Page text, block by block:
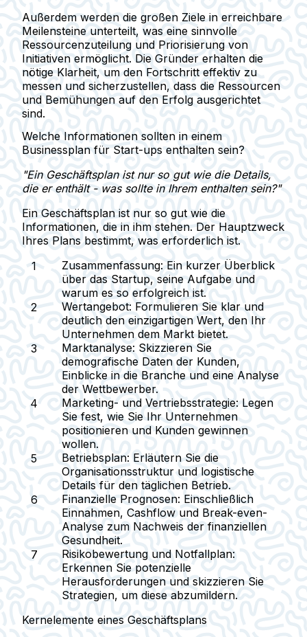
Außerdem werden die großen Ziele in erreichbare
Meilensteine unterteilt, was eine sinnvolle
Ressourcenzuteilung und Priorisierung von
Initiativen ermöglicht. Die Gründer erhalten die
nötige Klarheit, um den Fortschritt effektiv zu
messen und sicherzustellen, dass die Ressourcen
und Bemühungen auf den Erfolg ausgerichtet
sind.
Welche Informationen sollten in einem
Businessplan für Start-ups enthalten sein?
"Ein Geschäftsplan ist nur so gut wie die Details,
die er enthält - was sollte in Ihrem enthalten sein?"
Ein Geschäftsplan ist nur so gut wie die
Informationen, die in ihm stehen. Der Hauptzweck
Ihres Plans bestimmt, was erforderlich ist.
Zusammenfassung: Ein kurzer Überblick
über das Startup, seine Aufgabe und
warum es so erfolgreich ist.
Wertangebot: Formulieren Sie klar und
deutlich den einzigartigen Wert, den Ihr
Unternehmen dem Markt bietet.
Marktanalyse: Skizzieren Sie
demografische Daten der Kunden,
Einblicke in die Branche und eine Analyse
der Wettbewerber.
Marketing- und Vertriebsstrategie: Legen
Sie fest, wie Sie Ihr Unternehmen
positionieren und Kunden gewinnen
wollen.
Betriebsplan: Erläutern Sie die
Organisationsstruktur und logistische
Details für den täglichen Betrieb.
Finanzielle Prognosen: Einschließlich
Einnahmen, Cashflow und Break-even-
Analyse zum Nachweis der finanziellen
Gesundheit.
Risikobewertung und Notfallplan:
Erkennen Sie potenzielle
Herausforderungen und skizzieren Sie
Strategien, um diese abzumildern.
Kernelemente eines Geschäftsplans